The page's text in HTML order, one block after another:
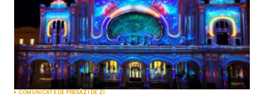
COMUNICATE DE PRESĂZI DE ZI